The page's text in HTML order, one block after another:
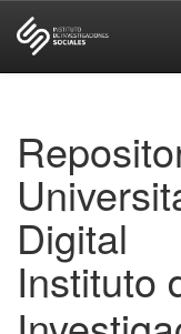
Digital
Instituto